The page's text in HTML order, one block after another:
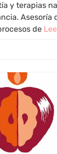
y terapias
Asesoría
de